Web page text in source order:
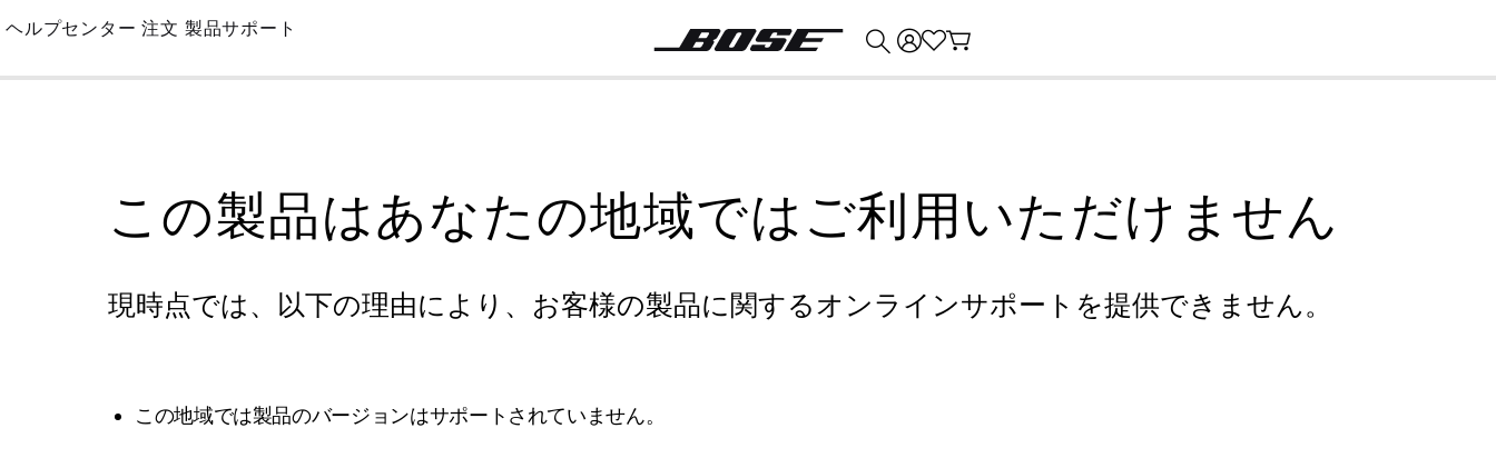
Skip
Main
ヘルプセンター 注文 製品サポート
この製品はあなたの地域ではご利用いただけません
現時点では、以下の理由により、お客様の製品に関するオンラインサポートを提供できません。
この地域では製品のバージョンはサポートされていません。